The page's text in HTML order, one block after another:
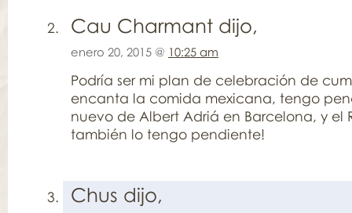
Cau Charmant dijo,
enero 20, 2015 @ 10:25 am
Podría ser mi plan de celebración de
encanta la comida mexicana, tengo
nuevo de Albert Adriá en Barcelona, y el
también lo tengo pendiente!
Chus dijo,